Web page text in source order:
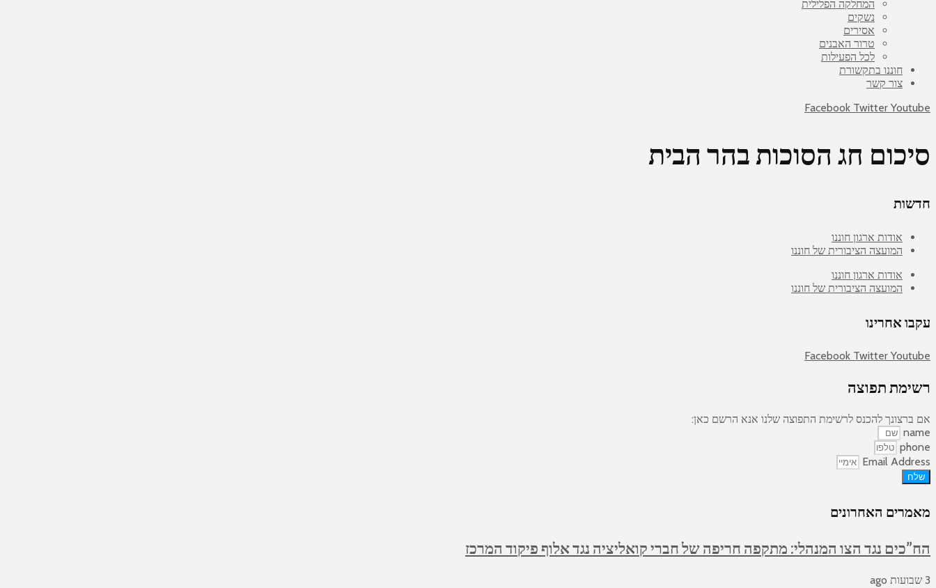
המחלקה הפלילית
נשקים
אסירים
טרור האבנים
לכל הפעילות
חוננו בתקשורת
צור קשר
Facebook Twitter Youtube
סיכום חג הסוכות בהר הבית
חדשות
אודות ארגון חוננו
המועצה הציבורית של חוננו
אודות ארגון חוננו
המועצה הציבורית של חוננו
עקבו אחרינו
Facebook Twitter Youtube
רשימת תפוצה
אם ברצונך להכנס לרשימת התפוצה שלנו אנא הרשם כאן:
name
phone
Email Address
שלח
מאמרים האחרונים
הח”כים נגד הצו המנהלי: מתקפה חריפה של חברי קואליציה נגד אלוף פיקוד המרכז
3 שבועות ago